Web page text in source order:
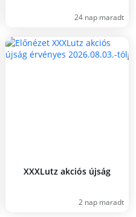
24 nap maradt
XXXLutz akciós újság
2 nap maradt